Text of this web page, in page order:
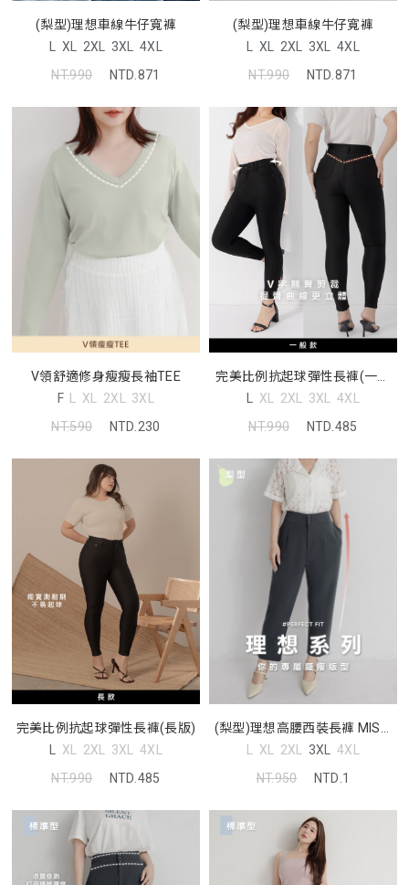
(梨型)理想車線牛仔寬褲
L XL 2XL 3XL 4XL
NT.990
NTD.871
(梨型)理想車線牛仔寬褲
L XL 2XL 3XL 4XL
NT.990
NTD.871
V領舒適修身瘦瘦長袖TEE
F L XL 2XL 3XL
NT.590
NTD.230
完美比例抗起球彈性長褲(一般
版)
L XL 2XL 3XL 4XL
NT.990
NTD.485
完美比例抗起球彈性長褲(長版)
L XL 2XL 3XL 4XL
NT.990
NTD.485
(梨型)理想高腰西裝長褲 MISS.
中大尺碼褲子
L XL 2XL 3XL 4XL
NT.950
NTD.1